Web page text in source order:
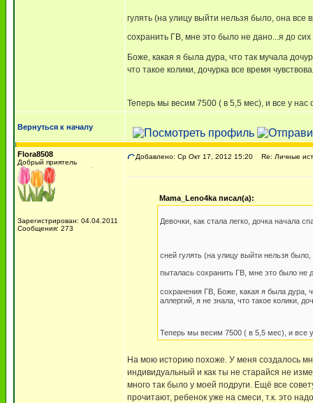
гулять (на улицу выйти нельзя было, она
сохранить ГВ, мне это было не дано...я до
Боже, какая я была дура, что так мучала
что такое колики, дочурка все время
Теперь мы весим 7500 ( в 5,5 мес), и все у нас
Вернуться к началу
Flora8508
Добрый приятель
Зарегистрирован: 04.04.2011
Сообщения: 273
Добавлено: Ср Окт 17, 2012 15:20 Re: Личные
Mama_Leno4ka писал(а):
Девочки, как стала легко, дочка начала
сней гулять (на улицу выйти нельзя
пыталась сохранить ГВ, мне это было не
сохранения ГВ, Боже, какая я была дура,
аллергий, я не знала, что такое колики,
Теперь мы весим 7500 ( в 5,5 мес), и все
На мою историю похоже. У меня создалось
индивидуальный и как ты не старайся не
много так было у моей подруги. Ещё все
прочитают, ребенок уже на смеси, т.к. это